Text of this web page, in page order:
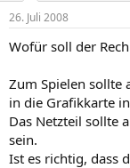
26. Juli 2008
Wofür soll der
Zum Spielen sollte
in die Grafikkarte
Das Netzteil sollte
sein.
Ist es richtig, dass